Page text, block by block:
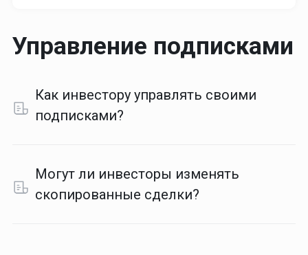
Управление подписками
Как инвестору управлять своими
подписками?
Могут ли инвесторы изменять
скопированные сделки?